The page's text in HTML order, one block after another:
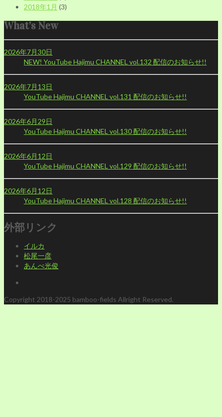
2018年1月 (3)
What’s New
2026年7月30日
NEW! YouTube Hajimu CHANNEL vol.132 配信のお知らせ!!
2026年7月13日
YouTube Hajimu CHANNEL vol.131 配信のお知らせ!!
2026年6月29日
YouTube Hajimu CHANNEL vol.130 配信のお知らせ!!
2026年6月12日
YouTube Hajimu CHANNEL vol.129 配信のお知らせ!!
2026年6月12日
YouTube Hajimu CHANNEL vol.128 配信のお知らせ!!
外部リンク
イルカ
松尾一彦
あんべ光俊
Copyright 2018-2025 bamboo-fields Allright Reserved.